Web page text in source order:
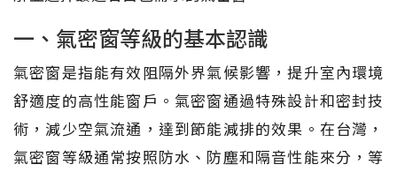
一、氣密窗等級的基本認識
氣密窗是指能有效阻隔外界氣候影響，提升室內環境
舒適度的高性能窗戶。氣密窗通過特殊設計和密封技
術，減少空氣流通，達到節能減排的效果。在台灣，
氣密窗等級通常按照防水、防塵和隔音性能來分，等